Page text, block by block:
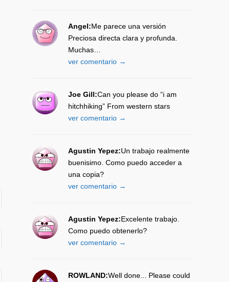
Angel:Me parece una versión
Preciosa directa clara y profunda.
Muchas…
ver comentario →
Joe Gill:Can you please do “i am
hitchhiking” From western stars
ver comentario →
Agustin Yepez:Un trabajo realmente
buenisimo. Como puedo acceder a
una copia?
ver comentario →
Agustin Yepez:Excelente trabajo.
Como puedo obtenerlo?
ver comentario →
ROWLAND:Well done... Please could